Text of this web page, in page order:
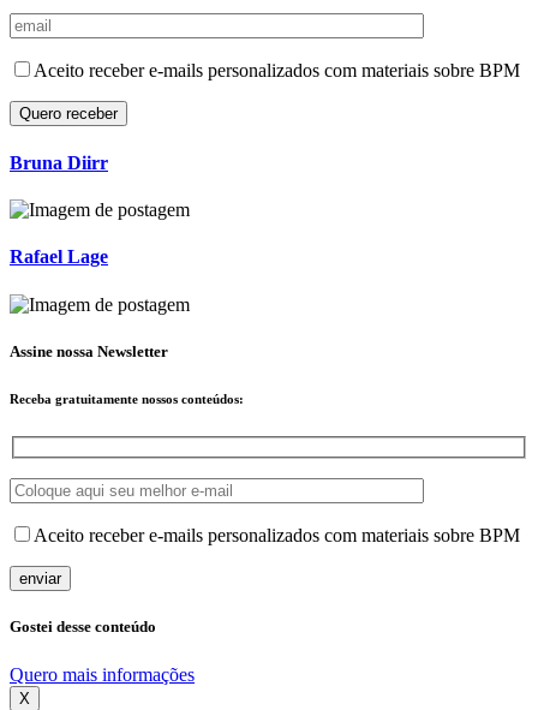
Aceito receber e-mails personalizados com materiais sobre BPM
Bruna Diirr
Rafael Lage
Assine nossa Newsletter
Receba gratuitamente nossos conteúdos:
Aceito receber e-mails personalizados com materiais sobre BPM
Gostei desse conteúdo
Quero mais informações
X